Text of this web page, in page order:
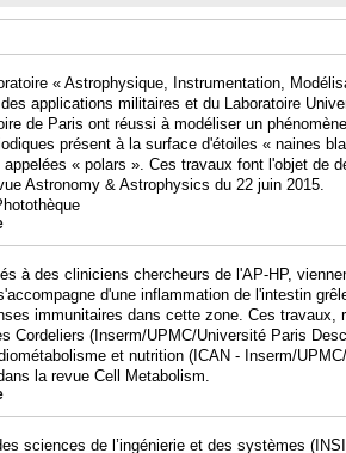
« Astrophysique, Instrumentation,
applications militaires et du Laboratoire
de Paris ont réussi à modéliser un
présent à la surface d'étoiles « naines
« polars ». Ces travaux font l'objet de
Astronomy & Astrophysics du 22 juin 2015.
à des cliniciens chercheurs de l'AP-HP,
d'une inflammation de l'intestin
immunitaires dans cette zone. Ces travaux,
Cordeliers (Inserm/UPMC/Université Paris
et nutrition (ICAN - Inserm/
la revue Cell Metabolism.
sciences de l’ingénierie et des systèmes